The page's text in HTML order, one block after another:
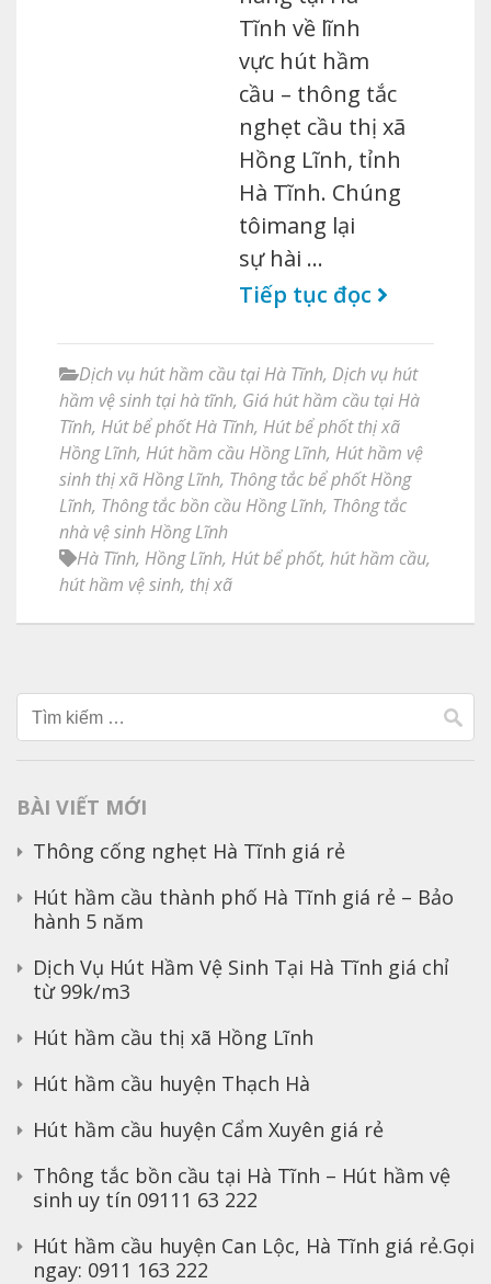
Tĩnh về lĩnh
vực hút hầm
cầu – thông tắc
nghẹt cầu thị xã
Hồng Lĩnh, tỉnh
Hà Tĩnh. Chúng
tôimang lại
sự hài …
Tiếp tục đọc
Dịch vụ hút hầm cầu tại Hà Tĩnh, Dịch vụ hút
hầm vệ sinh tại hà tĩnh, Giá hút hầm cầu tại Hà
Tĩnh, Hút bể phốt Hà Tĩnh, Hút bể phốt thị xã
Hồng Lĩnh, Hút hầm cầu Hồng Lĩnh, Hút hầm vệ
sinh thị xã Hồng Lĩnh, Thông tắc bể phốt Hồng
Lĩnh, Thông tắc bồn cầu Hồng Lĩnh, Thông tắc
nhà vệ sinh Hồng Lĩnh
Hà Tĩnh, Hồng Lĩnh, Hút bể phốt, hút hầm cầu,
hút hầm vệ sinh, thị xã
Tìm
kiếm
BÀI VIẾT MỚI
Thông cống nghẹt Hà Tĩnh giá rẻ
Hút hầm cầu thành phố Hà Tĩnh giá rẻ – Bảo
hành 5 năm
Dịch Vụ Hút Hầm Vệ Sinh Tại Hà Tĩnh giá chỉ
từ 99k/m3
Hút hầm cầu thị xã Hồng Lĩnh
Hút hầm cầu huyện Thạch Hà
Hút hầm cầu huyện Cẩm Xuyên giá rẻ
Thông tắc bồn cầu tại Hà Tĩnh – Hút hầm vệ
sinh uy tín 09111 63 222
Hút hầm cầu huyện Can Lộc, Hà Tĩnh giá rẻ.Gọi
ngay: 0911 163 222